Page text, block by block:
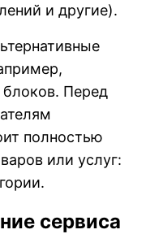
и другие).
Перед
полностью
или услуг:
сервиса